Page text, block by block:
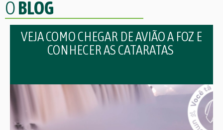
OBLOG
VEJA COMO CHEGAR DE AVIÃO A FOZ E
CONHECER AS CATARATAS